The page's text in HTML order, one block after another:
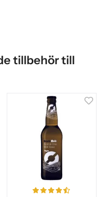
tillbehör till